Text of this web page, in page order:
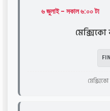
৬ জুলাই - সকাল ৬:০০ টা
মেক্সিকো
মেক্সিকো